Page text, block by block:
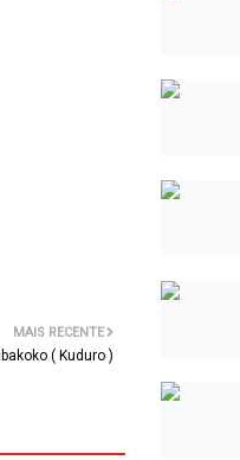
MAIS RECENTE
( Kuduro )